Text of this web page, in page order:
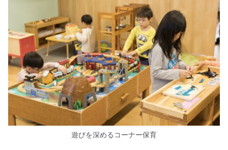
遊びを深めるコーナー保育